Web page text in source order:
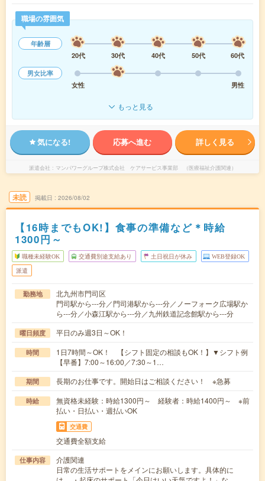
職場の雰囲気
年齢層
20代
30代 40代 50代
60代
男女比率
女性
男性
もっと見る
気になる! 応募へ進む 詳しく見る
派遣会社 マンパワーグループ株式会社 ケアサービス事業部 （医療福祉介護関連）
未読 掲載日 2026/08/02
【16時までもOK!】食事の準備など＊時給
1300円～
職種未経験OK 交通費別途支給あり 土日祝日が休み WEB登録OK
派遣
勤務地
北九州市門司区
門司駅から---分／門司港駅から---分／ノーフォーク広場駅か
ら---分／小森江駅から---分／九州鉄道記念館駅から---分
曜日頻度 平日のみ週3日～OK！
時間
1日7時間～OK！ 【シフト固定の相談もOK！】▼シフト例
【早番】7:00～16:00／7:30～1…
期間 長期のお仕事です。開始日はご相談ください！ ※急募
時給
無資格未経験：時給1300円～ 経験者：時給1400円～ ※前
払い・日払い・週払いOK
交通費
交通費全額支給
仕事内容
介護関連
日常の生活サポートをメインにお願いします。具体的に